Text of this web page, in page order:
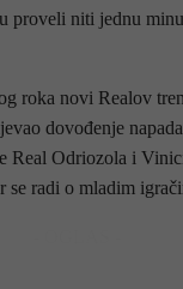
proveli niti jednu
roka novi Realov
dovođenje
Real Odriozola i
se radi o mladim